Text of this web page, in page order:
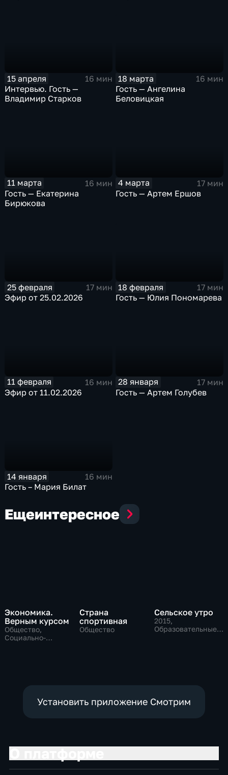
15 апреля
16 мин
Интервью. Гость —
Владимир Старков
18 марта
16 мин
Гость — Ангелина
Беловицкая
11 марта
16 мин
Гость — Екатерина
Бирюкова
4 марта
17 мин
Гость — Артем Ершов
25 февраля
17 мин
Эфир от 25.02.2026
18 февраля
17 мин
Гость — Юлия Пономарева
11 февраля
16 мин
Эфир от 11.02.2026
28 января
17 мин
Гость — Артем Голубев
14 января
16 мин
Гость – Мария Билат
Ещеинтересное
Экономика.
Верным курсом
Общество,
Социально-
Страна
спортивная
Общество
Сельское утро
2015,
Образовательные,
Установить приложение Смотрим